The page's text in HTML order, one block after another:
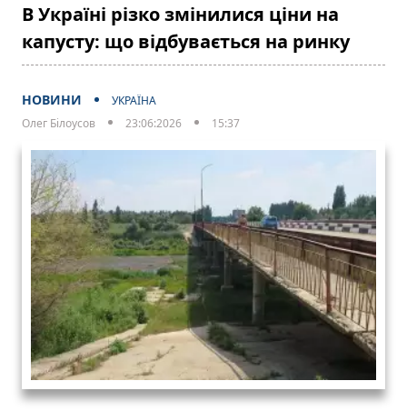
В Україні різко змінилися ціни на
капусту: що відбувається на ринку
НОВИНИ
УКРАЇНА
Олег Білоусов
23:06:2026 15:37